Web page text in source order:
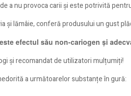
a nu provoca carii și este potrivită
și lămâie, conferă produsului un gust
efectul său non-cariogen și
și recomandat de utilizatori mulțumiți!
a următoarelor substanțe în gură: